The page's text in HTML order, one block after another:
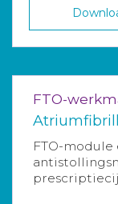
FTO-
FTO-